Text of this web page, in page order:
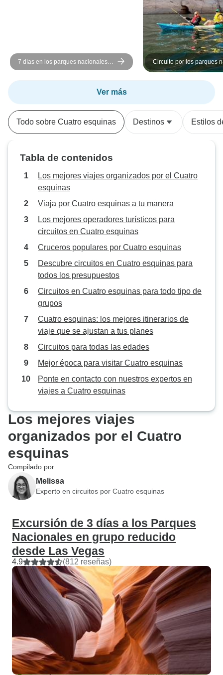
7 días en los parques nacionales
del suroeste del Gran Cañón
incluido campamento
Circuito por los parques
del oeste de Estados
Ver más
Todo sobre Cuatro esquinas Destinos Estilos
Tabla de contenidos
Los mejores viajes organizados por el Cuatro
esquinas
Viaja por Cuatro esquinas a tu manera
Los mejores operadores turísticos para
circuitos en Cuatro esquinas
Cruceros populares por Cuatro esquinas
Descubre circuitos en Cuatro esquinas para
todos los presupuestos
Circuitos en Cuatro esquinas para todo tipo de
grupos
Cuatro esquinas: los mejores itinerarios de
viaje que se ajustan a tus planes
Circuitos para todas las edades
Mejor época para visitar Cuatro esquinas
Ponte en contacto con nuestros expertos en
viajes a Cuatro esquinas
Los mejores viajes
organizados por el Cuatro
esquinas
Compilado por
Melissa
Experto en circuitos por Cuatro esquinas
Excursión de 3 días a los Parques
Nacionales en grupo reducido
desde Las Vegas
4.9 (812 reseñas)